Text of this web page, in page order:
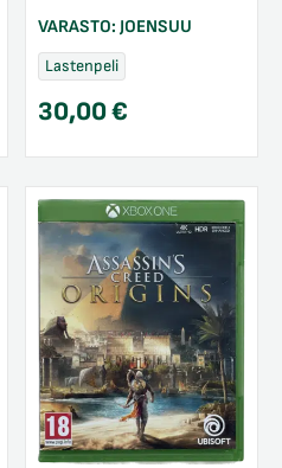
VARASTO: JOENSUU
Lastenpeli
30,00€